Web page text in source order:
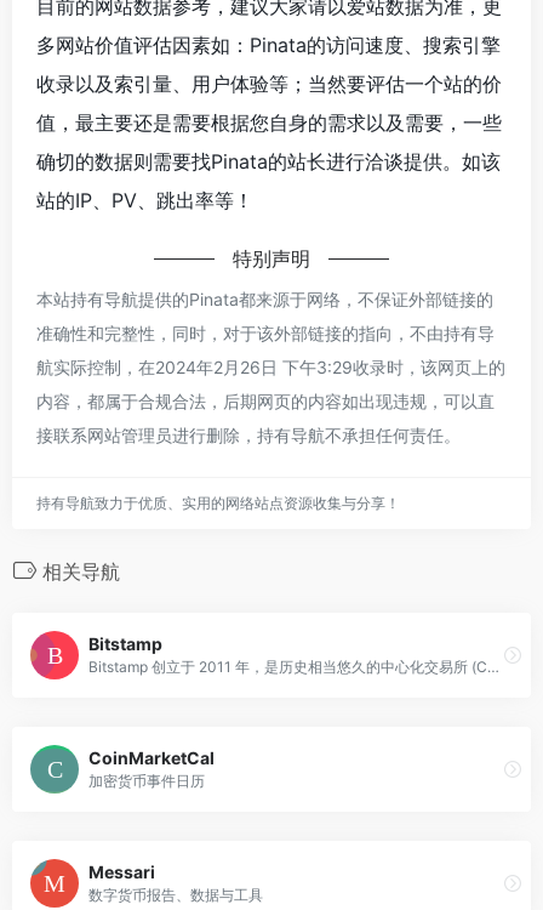
目前的网站数据参考，建议大家请以爱站数据为准，更
多网站价值评估因素如：Pinata的访问速度、搜索引擎
收录以及索引量、用户体验等；当然要评估一个站的价
值，最主要还是需要根据您自身的需求以及需要，一些
确切的数据则需要找Pinata的站长进行洽谈提供。如该
站的IP、PV、跳出率等！
特别声明
本站持有导航提供的Pinata都来源于网络，不保证外部链接的
准确性和完整性，同时，对于该外部链接的指向，不由持有导
航实际控制，在2024年2月26日 下午3:29收录时，该网页上的
内容，都属于合规合法，后期网页的内容如出现违规，可以直
接联系网站管理员进行删除，持有导航不承担任何责任。
持有导航致力于优质、实用的网络站点资源收集与分享！
相关导航
Bitstamp
Bitstamp 创立于 2011 年，是历史相当悠久的中心化交易所 (CEX) 之一，服务于全球 100 个以上国家的近 400 万名用户。
CoinMarketCal
加密货币事件日历
Messari
数字货币报告、数据与工具